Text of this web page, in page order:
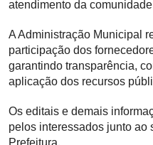
atendimento da
A Administração Municipal
participação dos
garantindo transparência,
aplicação dos recursos
Os editais e demais
pelos interessados junto ao
Prefeitura.